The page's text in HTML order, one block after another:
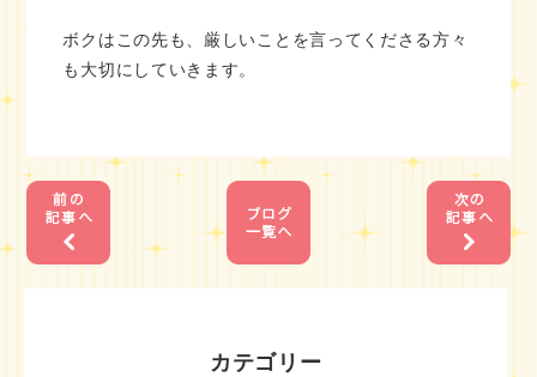
カテゴリー
ボクはこの先も、厳しいことを言ってくださる方々
も大切にしていきます。
1